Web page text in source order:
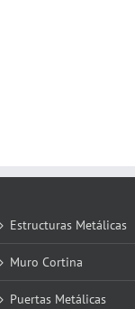
Estructuras Metálicas
Muro Cortina
Puertas Metálicas